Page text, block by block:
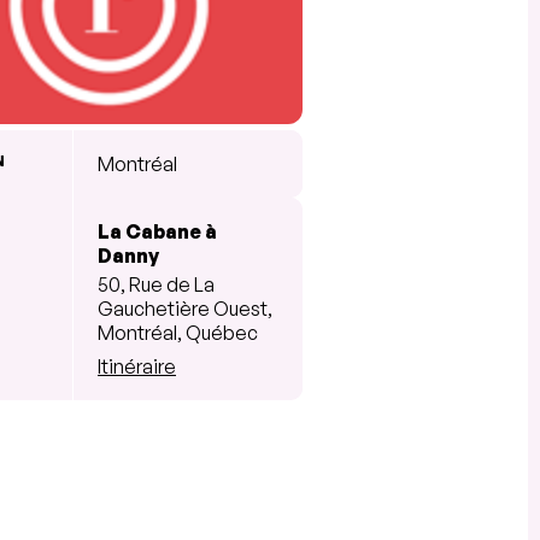
Montréal
La Cabane à
Danny
50, Rue de La
Gauchetière Ouest,
Montréal, Québec
Itinéraire